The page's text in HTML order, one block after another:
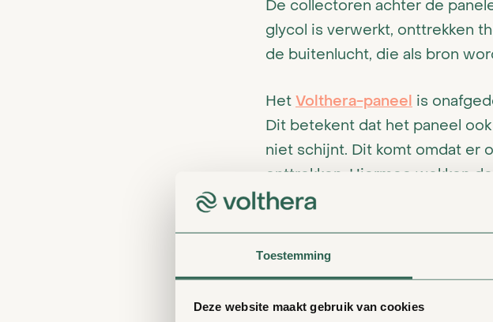
Toestemming
Deze website maakt gebruik van cookies
De collectoren achter de
glycol is verwerkt, onttrekken
de buitenlucht, die als bron
Het Volthera-paneel
is
Dit betekent dat het paneel
niet schijnt. Dit komt omdat er
onttrokken. Hiermee wekken
dewarmtepomp